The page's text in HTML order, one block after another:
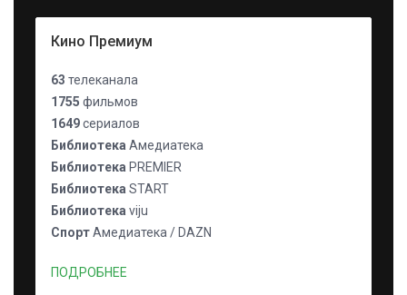
Кино Премиум
63 телеканала
1755 фильмов
1649сериалов
Библиотека Амедиатека
Библиотека PREMIER
Библиотека START
Библиотека viju
СпортАмедиатека / DAZN
ПОДРОБНЕЕ